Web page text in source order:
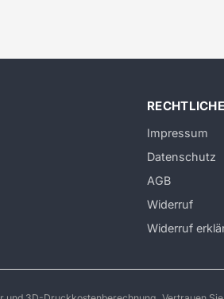
Impressum
Datenschutz
AGB
Widerruf
Widerruf